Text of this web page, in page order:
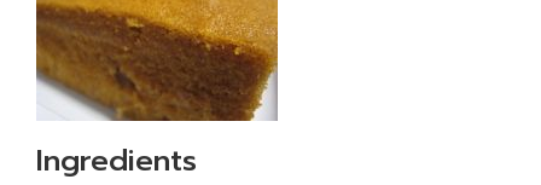
Ingredients